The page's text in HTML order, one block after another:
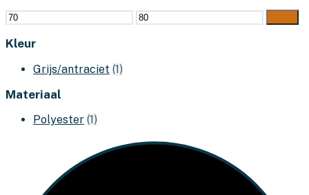
Min.
prijs
Max.
prijs
Kleur
Grijs/antraciet (1)
Materiaal
Polyester (1)